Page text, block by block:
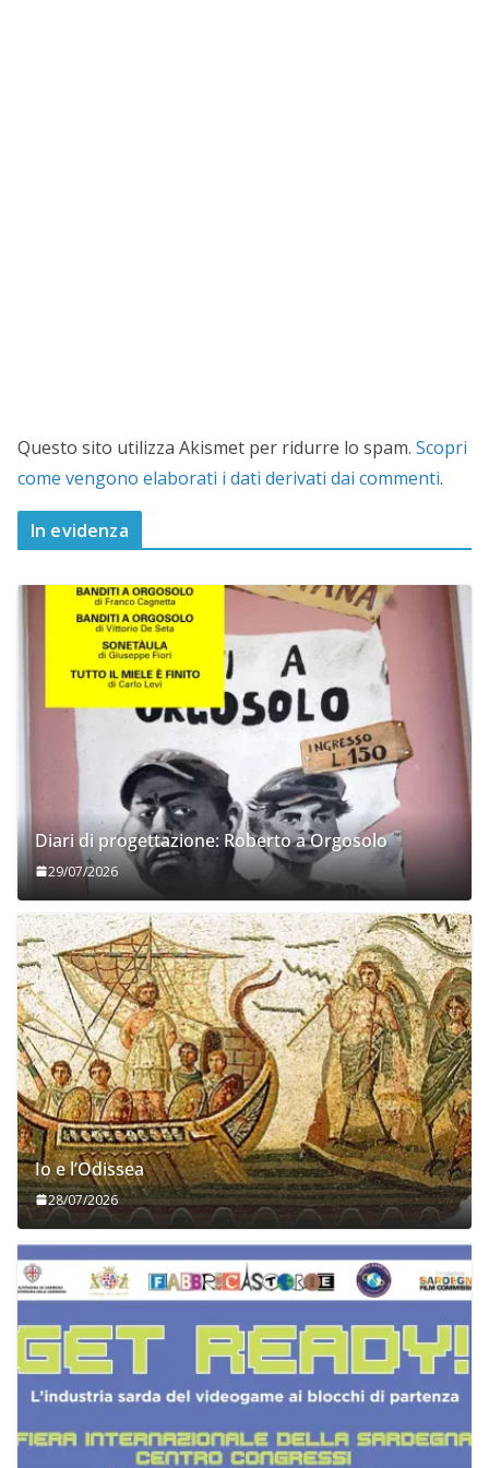
Questo sito utilizza Akismet per ridurre lo spam. Scopri
come vengono elaborati i dati derivati dai commenti.
In evidenza
Diari di progettazione: Roberto a Orgosolo
29/07/2026
Io e l’Odissea
28/07/2026